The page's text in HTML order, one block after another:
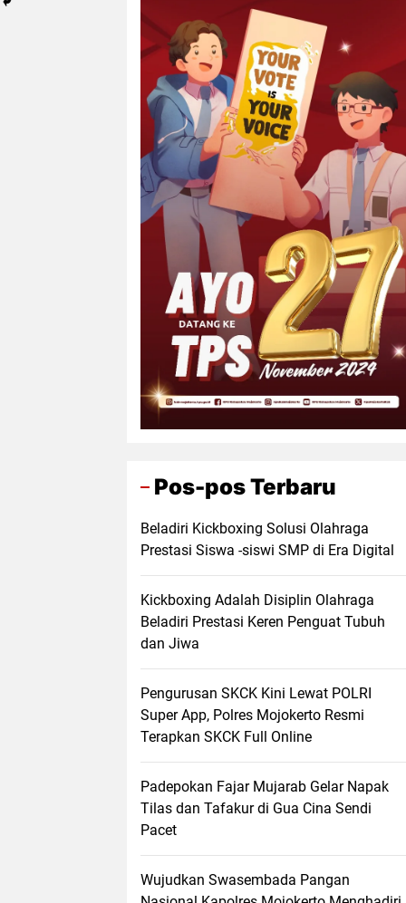
Pos-pos Terbaru
Beladiri Kickboxing Solusi Olahraga
Prestasi Siswa -siswi SMP di Era Digital
Kickboxing Adalah Disiplin Olahraga
Beladiri Prestasi Keren Penguat Tubuh
dan Jiwa
Pengurusan SKCK Kini Lewat POLRI
Super App, Polres Mojokerto Resmi
Terapkan SKCK Full Online
Padepokan Fajar Mujarab Gelar Napak
Tilas dan Tafakur di Gua Cina Sendi
Pacet
Wujudkan Swasembada Pangan